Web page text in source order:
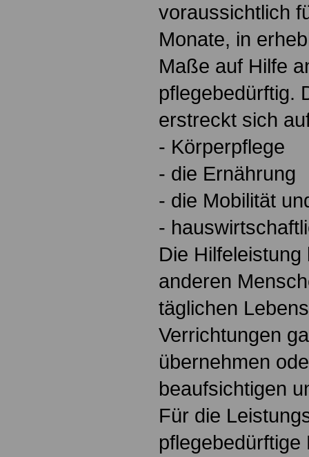
voraussichtlich
Monate, in
Maße auf Hilfe
pflegebedürftig.
erstreckt sich
- Körperpflege
- die Ernährung
- die Mobilität
-
Die
anderen
täglichen
Verrichtungen
übernehmen
beaufsichtigen
Für die